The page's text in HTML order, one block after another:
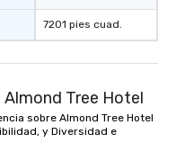
7201 pies cuad.
Tree Hotel
sobre Almond Tree Hotel
y Diversidad e